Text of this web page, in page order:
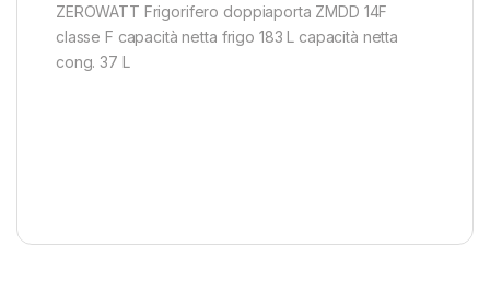
ZEROWATT Frigorifero doppiaporta ZMDD 14F
classe F capacità netta frigo 183 L capacità netta
cong. 37 L